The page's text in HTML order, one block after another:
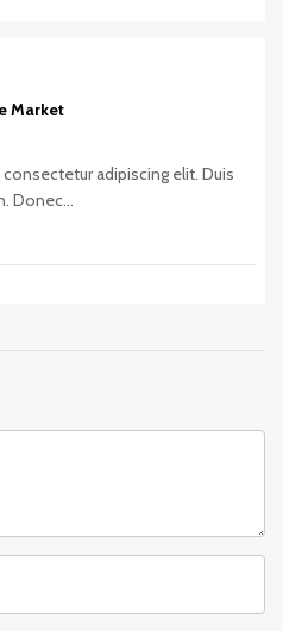
Market
adipiscing elit. Duis
Donec...